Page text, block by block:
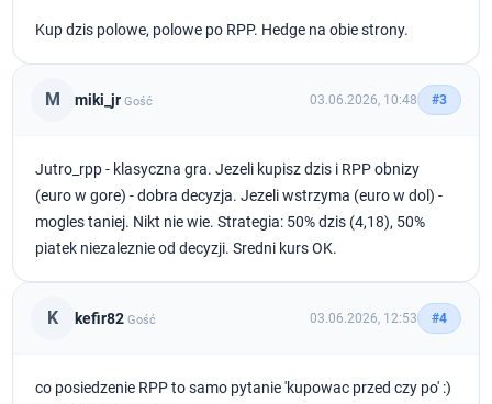
Kup dzis polowe, polowe po RPP. Hedge na obie strony.
M miki_jr Gość 03.06.2026, 10:48 #3
Jutro_rpp - klasyczna gra. Jezeli kupisz dzis i RPP obnizy
(euro w gore) - dobra decyzja. Jezeli wstrzyma (euro w dol) -
mogles taniej. Nikt nie wie. Strategia: 50% dzis (4,18), 50%
piatek niezaleznie od decyzji. Sredni kurs OK.
K kefir82 Gość 03.06.2026, 12:53 #4
co posiedzenie RPP to samo pytanie 'kupowac przed czy po' :)